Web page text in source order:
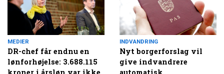
MEDIER
DR-chef får endnu en
lønforhøjelse: 3.688.115
INDVANDRING
Nyt borgerforslag vil
give indvandrere